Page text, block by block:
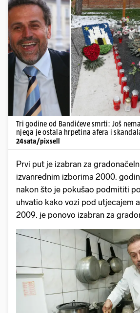
Pokretanje videa...
Tri godine od Bandićeve smrti: Još
njega je ostala hrpetina afera i
24sata/pixsell
Prvi put je izabran za
izvanrednim izborima 2000.
nakon što je pokušao podmititi
uhvatio kako vozi pod utjecajem
2009. je ponovo izabran za